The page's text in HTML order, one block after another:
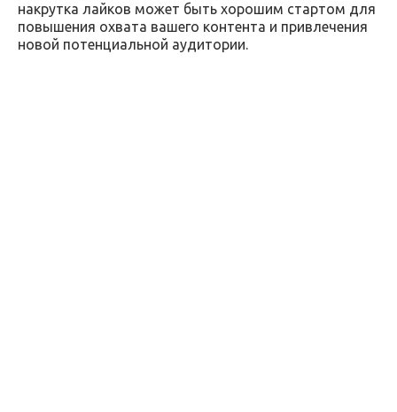
накрутка лайков может быть хорошим стартом для
повышения охвата вашего контента и привлечения
новой потенциальной аудитории.